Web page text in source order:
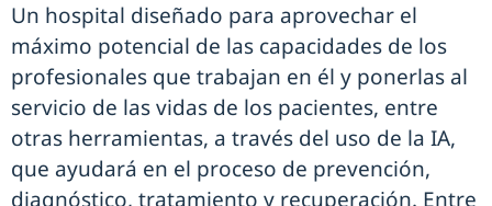
Un hospital diseñado para aprovechar el
máximo potencial de las capacidades de los
profesionales que trabajan en él y ponerlas al
servicio de las vidas de los pacientes, entre
otras herramientas, a través del uso de la IA,
que ayudará en el proceso de prevención,
diagnóstico, tratamiento y recuperación. Entre